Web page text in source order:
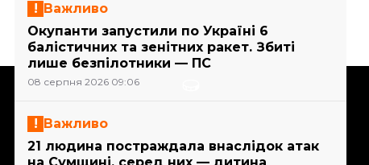
Важливо
Окупанти запустили по Україні 6
балістичних та зенітних ракет. Збиті
лише безпілотники — ПС
08 серпня 2026 09:06
Важливо
21 людина постраждала внаслідок атак
Підтримай hromadske.
Ми працюємо для тебе та